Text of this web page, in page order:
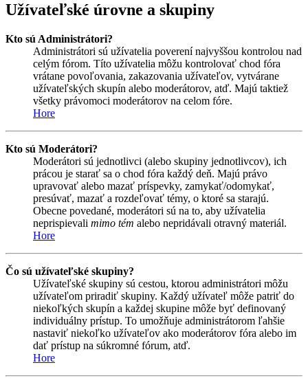
Užívateľské úrovne a skupiny
Kto sú Administrátori?
Administrátori sú užívatelia poverení najvyššou kontrolou nad
celým fórom. Títo užívatelia môžu kontrolovať chod fóra
vrátane povoľovania, zakazovania užívateľov, vytvárane
užívateľských skupín alebo moderátorov, atď. Majú taktiež
všetky právomoci moderátorov na celom fóre.
Hore
Kto sú Moderátori?
Moderátori sú jednotlivci (alebo skupiny jednotlivcov), ich
prácou je starať sa o chod fóra každý deň. Majú právo
upravovať alebo mazať príspevky, zamykať/odomykať,
presúvať, mazať a rozdeľovať témy, o ktoré sa starajú.
Obecne povedané, moderátori sú na to, aby užívatelia
neprispievali mimo tém alebo nepridávali otravný materiál.
Hore
Čo sú užívateľské skupiny?
Užívateľské skupiny sú cestou, ktorou administrátori môžu
užívateľom priradiť skupiny. Každý užívateľ môže patriť do
niekoľkých skupín a každej skupine môže byť definovaný
individuálny prístup. To umožňuje administrátorom ľahšie
nastaviť niekoľko užívateľov ako moderátorov fóra alebo im
dať prístup na súkromné fórum, atď.
Hore